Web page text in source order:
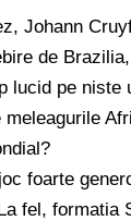
Johann
de
lucid pe
foarte
fel, formatia